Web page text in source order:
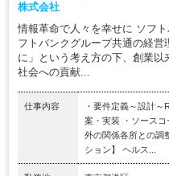
株式会社
情報革命で人々を幸せに ソフ
フトバンクグループ共通の経
に」という考え方の下、創業以
社会への貢献...
仕事内容
・要件定義～設計
案・実装 ・ソース
外の関係各所との調
ション】 ヘルス...